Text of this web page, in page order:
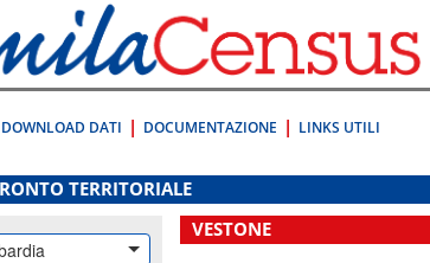
DOWNLOAD DATI DOCUMENTAZIONE LINKS UTILI
TERRITORIALE
VESTONE